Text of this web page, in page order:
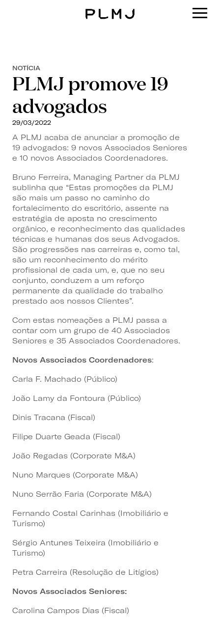
NOTÍCIA
PLMJ promove 19
advogados
29/03/2022
A PLMJ acaba de anunciar a promoção de
19 advogados: 9 novos Associados Seniores
e 10 novos Associados Coordenadores.
Bruno Ferreira, Managing Partner da PLMJ
sublinha que “Estas promoções da PLMJ
são mais um passo no caminho do
fortalecimento do escritório, assente na
estratégia de aposta no crescimento
orgânico, e reconhecimento das qualidades
técnicas e humanas dos seus Advogados.
São progressões nas carreiras e, como tal,
são um reconhecimento do mérito
profissional de cada um, e, que no seu
conjunto, conduzem a um reforço
permanente da qualidade do trabalho
prestado aos nossos Clientes”.
Com estas nomeações a PLMJ passa a
contar com um grupo de 40 Associados
Seniores e 35 Associados Coordenadores.
Novos Associados Coordenadores:
Carla F. Machado (Público)
João Lamy da Fontoura (Público)
Dinis Tracana (Fiscal)
Filipe Duarte Geada (Fiscal)
João Regadas (Corporate M&A)
Nuno Marques (Corporate M&A)
Nuno Serrão Faria (Corporate M&A)
Fernando Costal Carinhas (Imobiliário e
Turismo)
Sérgio Antunes Teixeira (Imobiliário e
Turismo)
Petra Carreira (Resolução de Litígios)
Novos Associados Seniores:
Carolina Campos Dias (Fiscal)